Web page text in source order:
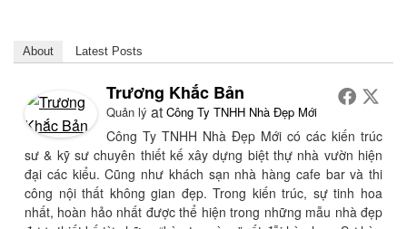
About Latest Posts
Trương Khắc Bản
Quản lý at Công Ty TNHH Nhà Đẹp Mới
Công Ty TNHH Nhà Đẹp Mới có các kiến trúc
sư & kỹ sư chuyên thiết kế xây dựng biệt thự nhà vườn hiện
đại các kiểu. Cũng như khách sạn nhà hàng cafe bar và thi
công nội thất không gian đẹp. Trong kiến trúc, sự tinh hoa
nhất, hoàn hảo nhất được thể hiện trong những mẫu nhà đẹp